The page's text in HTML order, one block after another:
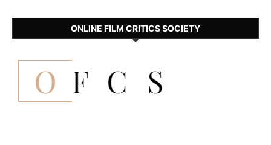
ONLINE FILM CRITICS SOCIETY